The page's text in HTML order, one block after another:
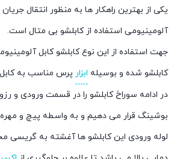
یکی از بهترین راهکار ها به منظور انتقال
آلومینیومی استفاده از کابلشو بی متال است.
جهت استفاده از اين نوع کابلشو کابل
کابلشو شده و بوسيله ابزار پرس مناسب به
در ادامه سوراخ کابلشو را در قسمت ورودی و
بوشينگ قرار می دهیم و به واسطه پيچ و
لوله ورودی اين کابلشو ها آغشته به